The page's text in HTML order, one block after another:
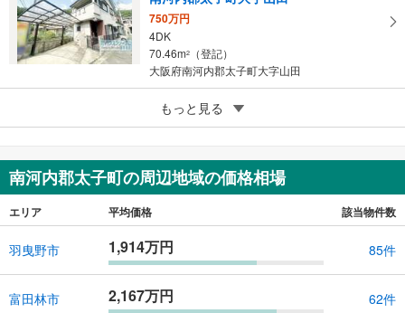
750万円
4DK
70.46m2
（登記）
大阪府南河内郡太子町大字山田
南河内郡太子町聖和台1丁目
2,368万円
159.81m2
大阪府南河内郡太子町聖和台1丁目
もっと見る
南河内郡太子町の周辺地域の価格相場
エリア 平均価格 該当物件数
羽曳野市 1,914万円 85件
富田林市 2,167万円 62件